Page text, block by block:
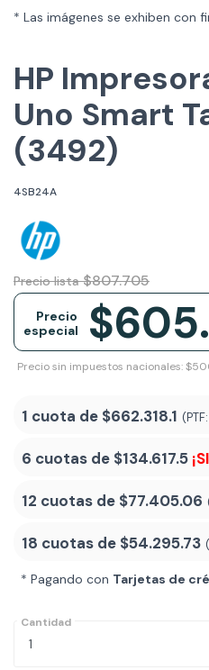
* Las imágenes se exhiben con
HP
Uno Smart
(3492)
4SB24A
Precio lista $807.705
Precio
especial
Precio sin impuestos nacionales:
1 cuota de $662.318.1 (PTF:
6 cuotas de $134.617.5
12 cuotas de $77.405.06
18 cuotas de $54.295.73
* Pagando con Tarjetas de
Cantidad